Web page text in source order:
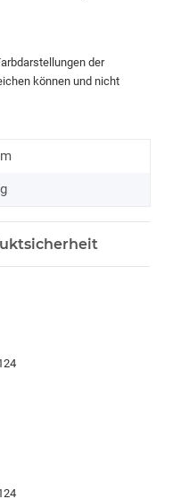
der
können und nicht